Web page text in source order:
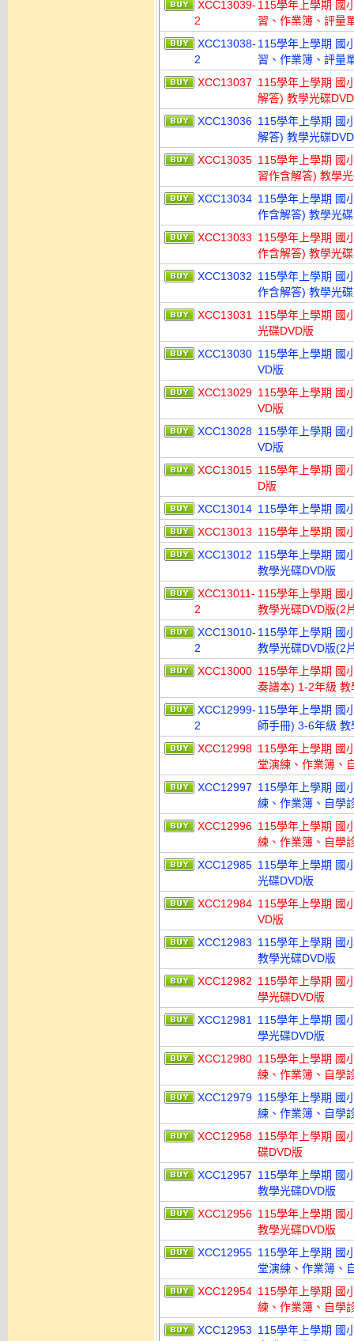
XCC13039-
2
115學年上學期 國
習、作業簿、評量
XCC13038-
2
115學年上學期 國
習、作業簿、評量
XCC13037 115學年上學期 國
解答) 教學光碟
XCC13036 115學年上學期 國
解答) 教學光碟
XCC13035 115學年上學期 國
習作含解答) 教學
XCC13034 115學年上學期 國
作含解答) 教學光
XCC13033 115學年上學期 國
作含解答) 教學光
XCC13032 115學年上學期 國
作含解答) 教學光
XCC13031
115學年上學期 國
光碟DVD版
XCC13030 115學年上學期 國
VD版
XCC13029 115學年上學期 國
VD版
XCC13028 115學年上學期 國
VD版
XCC13015 115學年上學期 國
D版
XCC13014 115學年上學期 國
XCC13013 115學年上學期 國
XCC13012 115學年上學期 國
教學光碟DVD版
XCC13011-
2
115學年上學期 國
教學光碟DVD版(2
XCC13010-
2
115學年上學期 國
教學光碟DVD版(2
XCC13000 115學年上學期 國
奏譜本) 1-2年級 教
XCC12999-
2
115學年上學期 國
師手冊) 3-6年級
XCC12998 115學年上學期 國
堂演練、作業簿、
XCC12997 115學年上學期 國
練、作業簿、自學
XCC12996 115學年上學期 國
練、作業簿、自學
XCC12985 115學年上學期 國
光碟DVD版
XCC12984 115學年上學期 國
VD版
XCC12983 115學年上學期 國
教學光碟DVD版
XCC12982 115學年上學期 國
學光碟DVD版
XCC12981
115學年上學期 國
學光碟DVD版
XCC12980 115學年上學期 國
練、作業簿、自學
XCC12979 115學年上學期 國
練、作業簿、自學
XCC12958 115學年上學期 國
碟DVD版
XCC12957 115學年上學期 國
教學光碟DVD版
XCC12956 115學年上學期 國
教學光碟DVD版
XCC12955 115學年上學期 國
堂演練、作業簿、
XCC12954 115學年上學期 國
練、作業簿、自學
XCC12953 115學年上學期 國